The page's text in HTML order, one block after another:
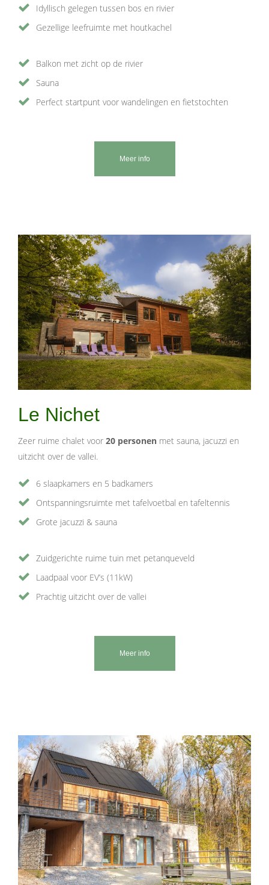
Idyllisch gelegen tussen bos en rivier
Gezellige leefruimte met houtkachel
Balkon met zicht op de rivier
Sauna
Perfect startpunt voor wandelingen en fietstochten
Meer info
Le Nichet
Zeer ruime chalet voor 20 personen met sauna, jacuzzi en
uitzicht over de vallei.
6 slaapkamers en 5 badkamers
Ontspanningsruimte met tafelvoetbal en tafeltennis
Grote jacuzzi & sauna
Zuidgerichte ruime tuin met petanqueveld
Laadpaal voor EV’s (11kW)
Prachtig uitzicht over de vallei
Meer info